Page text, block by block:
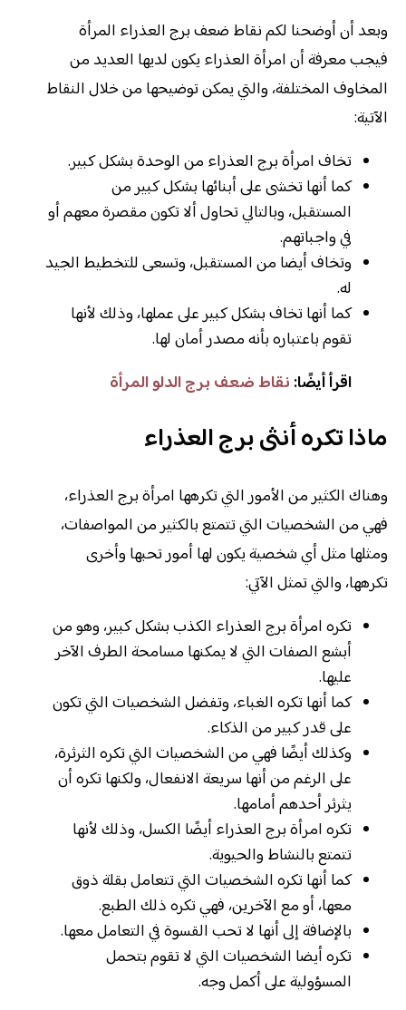
وبعد أن أوضحنا لكم نقاط ضعف برج العذراء المرأة
فيجب معرفة أن امرأة العذراء يكون لديها العديد من
المخاوف المختلفة، والتي يمكن توضيحها من خلال النقاط
الآتية:
تخاف امرأة برج العذراء من الوحدة بشكل كبير.
كما أنها تخشى على أبنائها بشكل كبير من
المستقبل، وبالتالي تحاول ألا تكون مقصرة معهم أو
في واجباتهم.
وتخاف أيضا من المستقبل، وتسعى للتخطيط الجيد
له.
كما أنها تخاف بشكل كبير على عملها، وذلك لأنها
تقوم باعتباره بأنه مصدر أمان لها.
اقرأ أيضًا: نقاط ضعف برج الدلو المرأة
ماذا تكره أنثى برج العذراء
وهناك الكثير من الأمور التي تكرهها امرأة برج العذراء،
فهي من الشخصيات التي تتمتع بالكثير من المواصفات،
ومثلها مثل أي شخصية يكون لها أمور تحبها وأخرى
تكرهها، والتي تمثل الآتي:
تكره امرأة برج العذراء الكذب بشكل كبير، وهو من
أبشع الصفات التي لا يمكنها مسامحة الطرف الآخر
عليها.
كما أنها تكره الغباء، وتفضل الشخصيات التي تكون
على قدر كبير من الذكاء.
وكذلك أيضًا فهي من الشخصيات التي تكره الثرثرة،
على الرغم من أنها سريعة الانفعال، ولكنها تكره أن
يثرثر أحدهم أمامها.
تكره امرأة برج العذراء أيضًا الكسل، وذلك لأنها
تتمتع بالنشاط والحيوية.
كما أنها تكره الشخصيات التي تتعامل بقلة ذوق
معها، أو مع الآخرين، فهي تكره ذلك الطبع.
بالإضافة إلى أنها لا تحب القسوة في التعامل معها.
تكره أيضا الشخصيات التي لا تقوم بتحمل
المسؤولية على أكمل وجه.